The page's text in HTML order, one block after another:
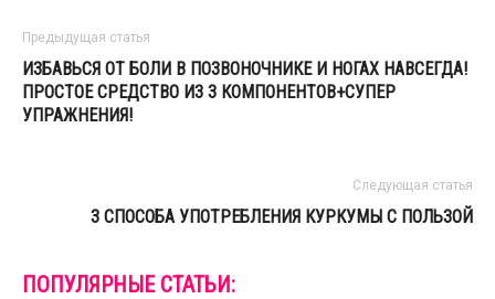
Предыдущая статья
ИЗБАВЬСЯ ОТ БОЛИ В ПОЗВОНОЧНИКЕ И НОГАХ НАВСЕГДА!
ПРОСТОЕ СРЕДСТВО ИЗ 3 КОМПОНЕНТОВ+СУПЕР
УПРАЖНЕНИЯ!
Следующая статья
3 СПОСОБА УПОТРЕБЛЕНИЯ КУРКУМЫ С ПОЛЬЗОЙ
ПОПУЛЯРНЫЕ СТАТЬИ: